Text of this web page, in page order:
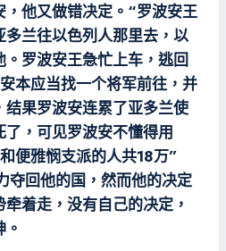
，他又做错决定。“罗波安王
兰往以色列人那里去，以
罗波安王急忙上车，逃回
本应当找一个将军前往，并
果罗波安连累了亚多兰使
，可见罗波安不懂得用
便雅悯支派的人共18万”
夺回他的国，然而他的决定
着走，没有自己的决定，